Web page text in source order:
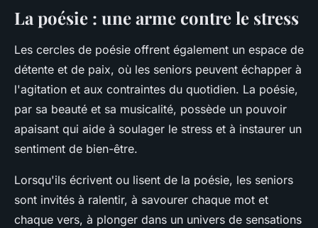
La poésie : une arme contre le stress
Les cercles de poésie offrent également un espace de
détente et de paix, où les seniors peuvent échapper à
l'agitation et aux contraintes du quotidien. La poésie,
par sa beauté et sa musicalité, possède un pouvoir
apaisant qui aide à soulager le stress et à instaurer un
sentiment de bien-être.
Lorsqu'ils écrivent ou lisent de la poésie, les seniors
sont invités à ralentir, à savourer chaque mot et
chaque vers, à plonger dans un univers de sensations